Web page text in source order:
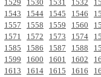
1529 1530 1531 1532
1543 1544 1545 1546
1557 1558 1559 1560
1571 1572 1573 1574
1585 1586 1587 1588
1599 1600 1601 1602
1613 1614 1615 1616